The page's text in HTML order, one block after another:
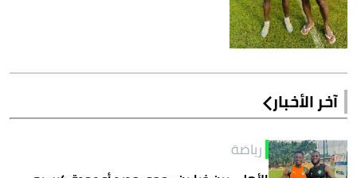
آخر الأخبار
رياضة